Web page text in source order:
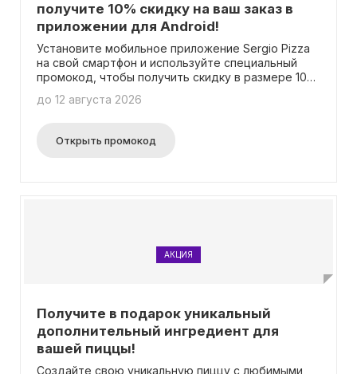
получите 10% скидку на ваш заказ в
приложении для Android!
Установите мобильное приложение Sergio Pizza
на свой смартфон и используйте специальный
промокод, чтобы получить скидку в размере 10%
вкусовое итальянское путешествие прямо у вас
и разнообразие блюд, приготовленных и
доставленных непосредственно к вам,
до 12 августа 2026
Открыть промокод
АКЦИЯ
Получите в подарок уникальный
дополнительный ингредиент для
вашей пиццы!
Создайте свою уникальную пиццу с любимыми